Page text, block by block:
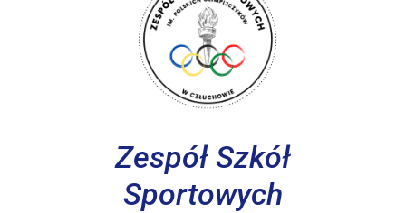
Zespół Szkół
Sportowych